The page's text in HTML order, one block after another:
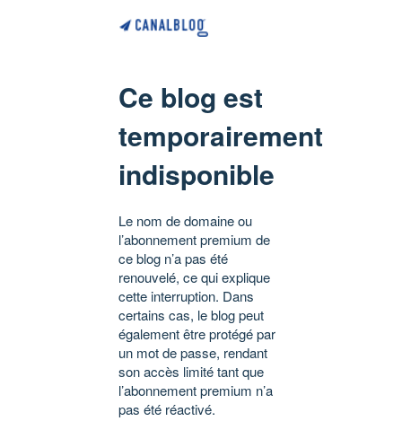
Ce blog est
temporairement
indisponible
Le nom de domaine ou
l’abonnement premium de
ce blog n’a pas été
renouvelé, ce qui explique
cette interruption. Dans
certains cas, le blog peut
également être protégé par
un mot de passe, rendant
son accès limité tant que
l’abonnement premium n’a
pas été réactivé.